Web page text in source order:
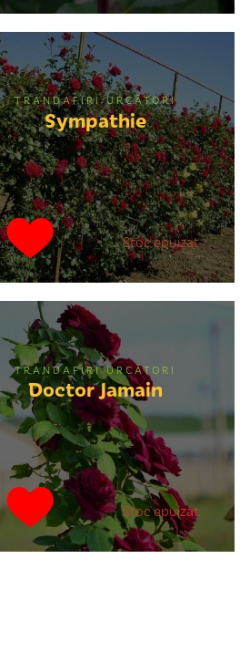
TRANDAFIRI URCĂTORI
Sympathie
Stoc epuizat
TRANDAFIRI URCĂTORI
Doctor Jamain
Stoc epuizat